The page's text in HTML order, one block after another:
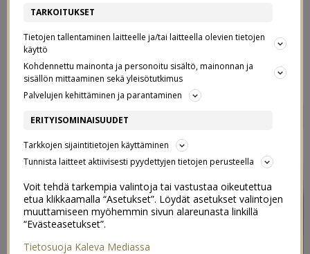
COVER YOUR SHIT IN GLITTER
TARKOITUKSET
Tietojen tallentaminen laitteelle ja/tai laitteella olevien tietojen
käyttö
Kohdennettu mainonta ja personoitu sisältö, mainonnan ja
sisällön mittaaminen sekä yleisötutkimus
Palvelujen kehittäminen ja parantaminen
ERITYISOMINAISUUDET
Tarkkojen sijaintitietojen käyttäminen
Tunnista laitteet aktiivisesti pyydettyjen tietojen perusteella
Voit tehdä tarkempia valintoja tai vastustaa oikeutettua
etua klikkaamalla “Asetukset”. Löydät asetukset valintojen
muuttamiseen myöhemmin sivun alareunasta linkillä
“Evästeasetukset”.
Tietosuoja Kaleva Mediassa